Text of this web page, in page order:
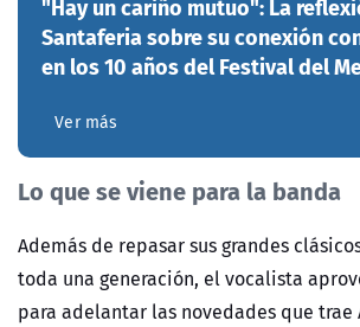
Santaferia sobre su conexión
en los 10 años del Festival del
Ver más
Lo que se viene para la banda
Además de repasar sus grandes
toda una generación, el vocalista
para adelantar las novedades que trae